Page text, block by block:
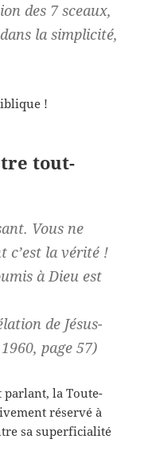
des 7 sceaux,
la simplicité,
!
tout-
Vous ne
c’est la vérité !
à Dieu est
de Jésus-
page 57)
la Toute-
réservé à
sa superficialité